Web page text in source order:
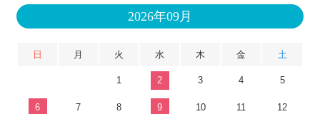
2026年09月
日 月 火 水 木 金 土
1 2 3 4 5
6 7 8 9 10 11 12